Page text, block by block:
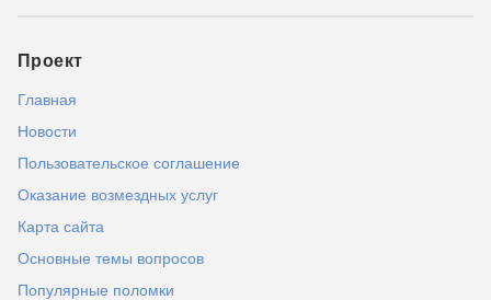
Проект
Главная
Новости
Пользовательское соглашение
Оказание возмездных услуг
Карта сайта
Основные темы вопросов
Популярные поломки